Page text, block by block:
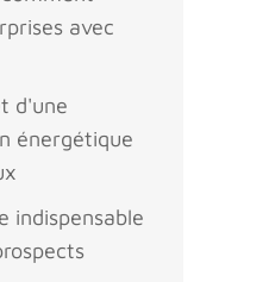
avec
d'une
énergétique
indispensable